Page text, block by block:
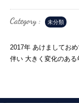
未分類
2017年 あけましてお
伴い 大きく変化のある